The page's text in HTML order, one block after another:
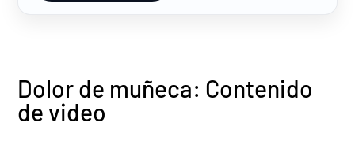
Dolor de muñeca: Contenido
de video